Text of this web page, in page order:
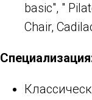
basic", "
Chair,